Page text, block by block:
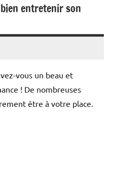
entretenir son
vous un beau et
! De nombreuses
être à votre place.